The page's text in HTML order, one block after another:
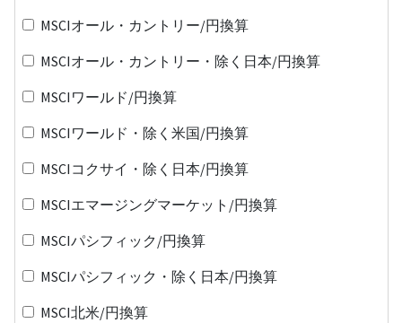
MSCIオール・カントリー/円換算
MSCIオール・カントリー・除く日本/円換算
MSCIワールド/円換算
MSCIワールド・除く米国/円換算
MSCIコクサイ・除く日本/円換算
MSCIエマージングマーケット/円換算
MSCIパシフィック/円換算
MSCIパシフィック・除く日本/円換算
MSCI北米/円換算